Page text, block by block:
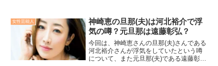
い、ガヤ、コメンテーター、お色気？等
様々な役割を担う、各大物...
女性芸能人
神崎恵の旦那(夫)は河北裕介で浮
気の噂？元旦那は遠藤彰弘？
今回は、神崎恵さんの旦那(夫)さんである
河北裕介さんが浮気をしていたという噂
について、また元旦那(夫)である遠藤彰弘